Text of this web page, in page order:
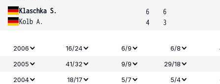
Klaschka S.
Kolb A.
6
4
6
3
2006 16/24 6/9 6/8
2005
41/32 9/9 29/18
2004
18/17 5/7 5/4